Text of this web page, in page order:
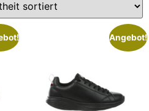
Angebot!